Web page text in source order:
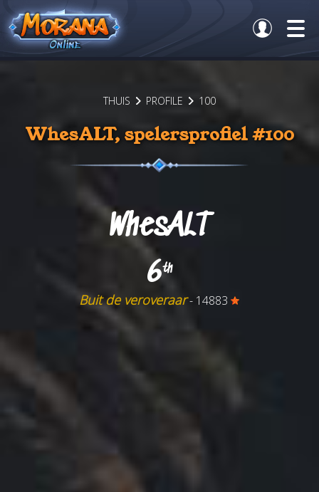
THUIS PROFILE 100
WhesALT, spelersprofiel #100
WhesALT
6th
Buit de veroveraar- 14883